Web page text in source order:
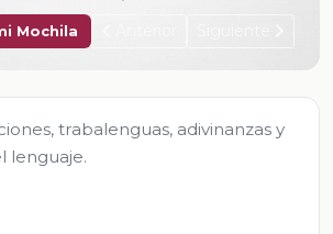
Mochila
trabalenguas, adivinanzas y
lenguaje.